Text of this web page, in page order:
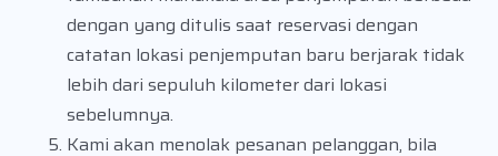
dengan yang ditulis saat reservasi dengan
catatan lokasi penjemputan baru berjarak tidak
lebih dari sepuluh kilometer dari lokasi
sebelumnya.
Kami akan menolak pesanan pelanggan, bila